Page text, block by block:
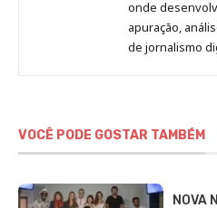
onde
apuração,
de jornalismo
VOCÊ PODE GOSTAR TAMBÉM
NOVA